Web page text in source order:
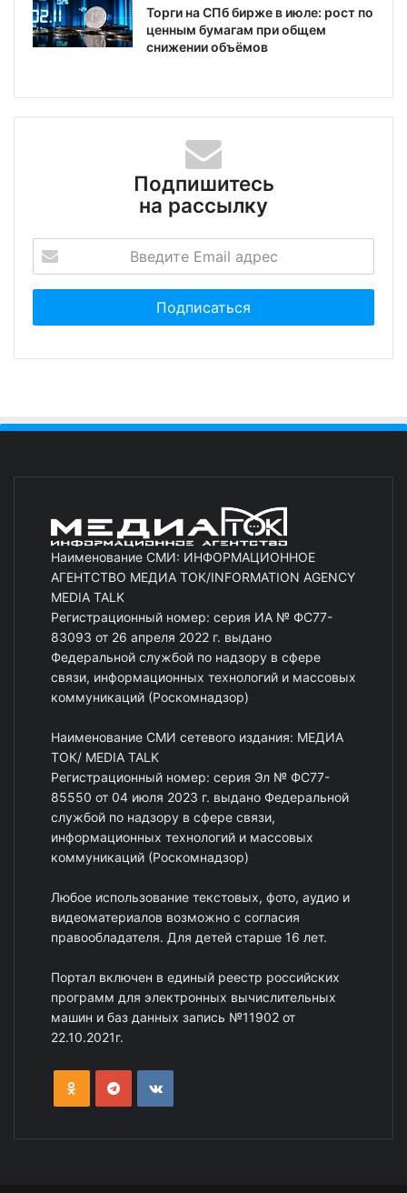
Торги на СПб бирже в июле: рост по
ценным бумагам при общем
снижении объёмов
Подпишитесь
на рассылку
Наименование СМИ: ИНФОРМАЦИОННОЕ
АГЕНТСТВО МЕДИА ТОК/INFORMATION AGENCY
MEDIA TALK
Регистрационный номер: серия ИА № ФС77-
83093 от 26 апреля 2022 г. выдано
Федеральной службой по надзору в сфере
связи, информационных технологий и массовых
коммуникаций (Роскомнадзор)
Наименование СМИ сетевого издания: МЕДИА
ТОК/ MEDIA TALK
Регистрационный номер: серия Эл № ФС77-
85550 от 04 июля 2023 г. выдано Федеральной
службой по надзору в сфере связи,
информационных технологий и массовых
коммуникаций (Роскомнадзор)
Любое использование текстовых, фото, аудио и
видеоматериалов возможно с согласия
правообладателя. Для детей старше 16 лет.
Портал включен в единый реестр российских
программ для электронных вычислительных
машин и баз данных запись №11902 от
22.10.2021г.